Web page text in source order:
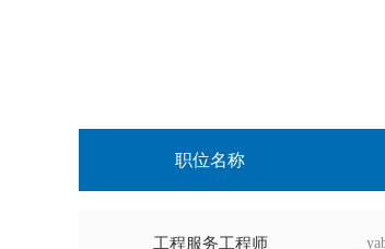
职位名称
工程服务工程师